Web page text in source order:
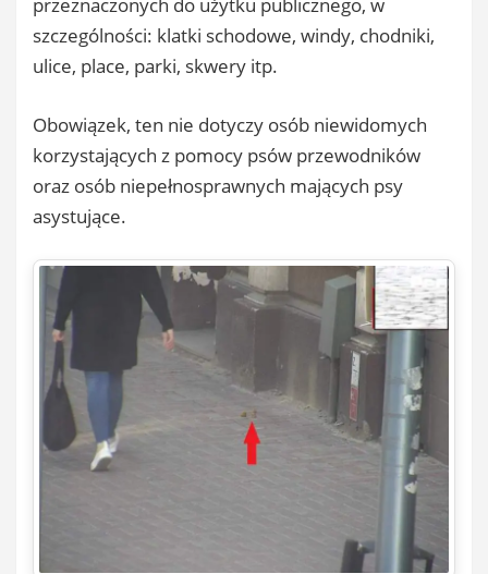
szczególności: klatki schodowe, windy, chodniki,
ulice, place, parki, skwery itp.
Obowiązek, ten nie dotyczy osób niewidomych
korzystających z pomocy psów przewodników
oraz osób niepełnosprawnych mających psy
asystujące.